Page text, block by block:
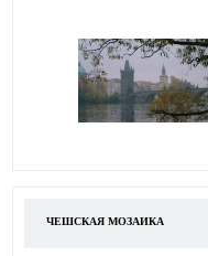
ЧЕШСКАЯ МОЗАИКА